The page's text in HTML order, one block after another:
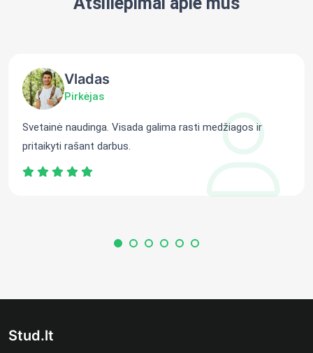
Vladas
Pirkėjas
Svetainė naudinga. Visada galima rasti medžiagos ir
pritaikyti rašant darbus.
Stud.lt